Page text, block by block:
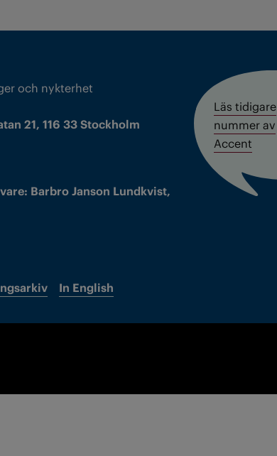
och nykterhet
21, 116 33 Stockholm
Barbro Janson Lundkvist,
In English
Läs tidigare
nummer av
Accent